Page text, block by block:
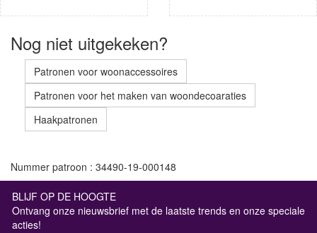
Nog niet uitgekeken?
Patronen voor woonaccessoires
Patronen voor het maken van woondecoaraties
Haakpatronen
Nummer patroon : 34490-19-000148
BLIJF OP DE HOOGTE
Ontvang onze nieuwsbrief met de laatste trends en onze speciale
acties!